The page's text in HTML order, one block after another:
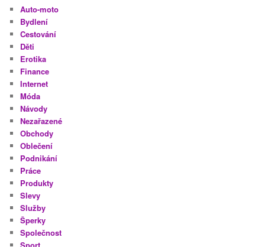
Auto-moto
Bydlení
Cestování
Děti
Erotika
Finance
Internet
Móda
Návody
Nezařazené
Obchody
Oblečení
Podnikání
Práce
Produkty
Slevy
Služby
Šperky
Společnost